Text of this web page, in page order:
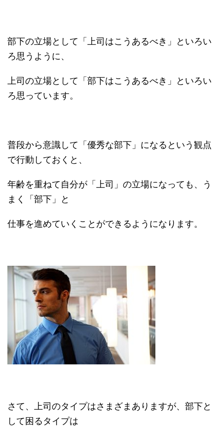
部下の立場として「上司はこうあるべき」といろい
ろ思うように、
上司の立場として「部下はこうあるべき」といろい
ろ思っています。
普段から意識して「優秀な部下」になるという観点
で行動しておくと、
年齢を重ねて自分が「上司」の立場になっても、う
まく「部下」と
仕事を進めていくことができるようになります。
さて、上司のタイプはさまざまありますが、部下と
して困るタイプは